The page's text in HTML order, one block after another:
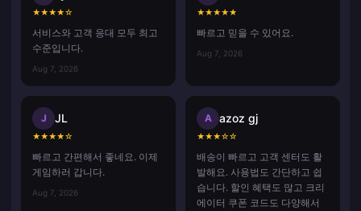
★★★★☆
서비스와 고객 응대 모두 최고
수준입니다.
Aug 7, 2026
★★★★★
빠르고 믿을 수 있어요.
Aug 7, 2026
J JL
★★★★☆
빠르고 간편해서 좋네요. 이제
게임하러 갑니다.
Aug 7, 2026
A azoz gj
★★★☆☆
배송이 빠르고 고객 센터도 활
발해요. 사용법도 간단하고 쉽
습니다. 할인 혜택도 많고 크리
에이터 쿠폰 코드도 다양해서